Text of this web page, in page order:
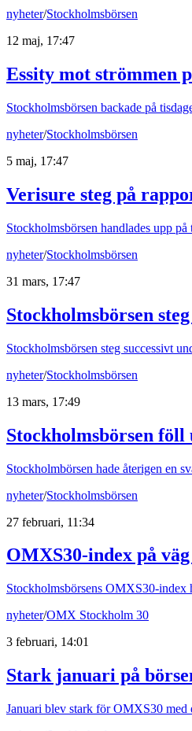
nyheter/Stockholmsbörsen
12 maj, 17:47
Essity mot strömmen
Stockholmsbörsen backade på
nyheter/Stockholmsbörsen
5 maj, 17:47
Verisure steg på
Stockholmsbörsen handlades upp
nyheter/Stockholmsbörsen
31 mars, 17:47
Stockholmsbörsen
Stockholmsbörsen steg successivt
nyheter/Stockholmsbörsen
13 mars, 17:49
Stockholmsbörsen
Stockholmbörsen hade återigen en
nyheter/Stockholmsbörsen
27 februari, 11:34
OMXS30-index på
Stockholmsbörsens OMXS30-index
nyheter/OMX Stockholm 30
3 februari, 14:01
Stark januari på
Januari blev stark för OMXS30 med